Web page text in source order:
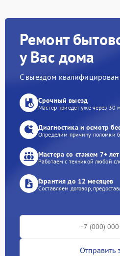
Ремонт
у Вас дома
С выездом
Срочный выезд
Мастер приедет уже через 30
Диагностика и осмотр
Определим причину поломки
Мастера со стажем 7+ лет
Работаем с техникой любой
Гарантия до 12 месяцев
Составляем договор,
Отправить